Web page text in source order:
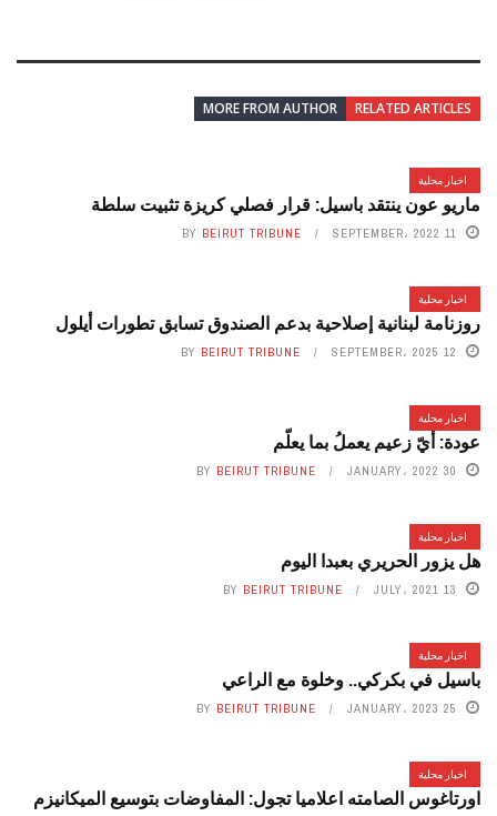
RELATED ARTICLES
MORE FROM AUTHOR
اخبار محلية
ماريو عون ينتقد باسيل: قرار فصلي كريزة تثبيت سلطة
11 SEPTEMBER، 2022 BY BEIRUT TRIBUNE
اخبار محلية
روزنامة لبنانية إصلاحية بدعم الصندوق تسابق تطورات أيلول
12 SEPTEMBER، 2025 BY BEIRUT TRIBUNE
اخبار محلية
عودة: أيّ زعيم يعملُ بما يعلّم
30 JANUARY، 2022 BY BEIRUT TRIBUNE
اخبار محلية
هل يزور الحريري بعبدا اليوم
13 JULY، 2021 BY BEIRUT TRIBUNE
اخبار محلية
باسيل في بكركي.. وخلوة مع الراعي
25 JANUARY، 2023 BY BEIRUT TRIBUNE
اخبار محلية
اورتاغوس الصامته اعلاميا تجول: المفاوضات بتوسيع الميكانيزم